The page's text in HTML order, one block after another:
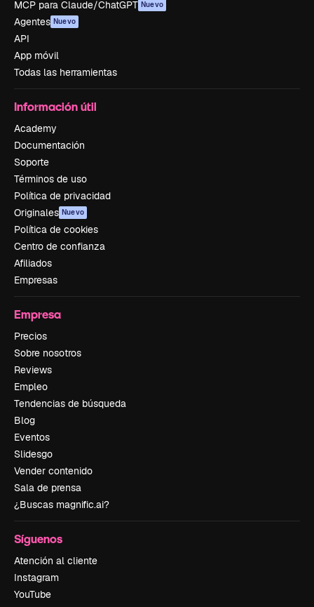
MCP para Claude/ChatGPT Nuevo
Agentes Nuevo
API
App móvil
Todas las herramientas
Información útil
Academy
Documentación
Soporte
Términos de uso
Política de privacidad
Originales Nuevo
Política de cookies
Centro de confianza
Afiliados
Empresas
Empresa
Precios
Sobre nosotros
Reviews
Empleo
Tendencias de búsqueda
Blog
Eventos
Slidesgo
Vender contenido
Sala de prensa
¿Buscas magnific.ai?
Síguenos
Atención al cliente
Instagram
YouTube